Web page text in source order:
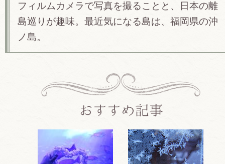
フィルムカメラで写真を撮ることと、日本の離
島巡りが趣味。最近気になる島は、福岡県の沖
ノ島。